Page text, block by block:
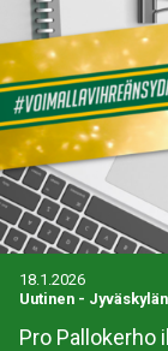
18.1.2026
Uutinen -
Pro Pallokerho